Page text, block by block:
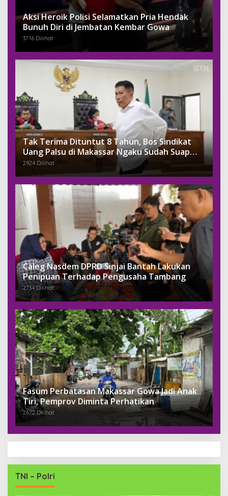
Aksi Heroik Polisi Selamatkan Pria Hendak
Bunuh Diri di Jembatan Kembar Gowa
3716 Dilihat
Tak Terima Dituntut 8 Tahun, Bos Sindikat
Uang Palsu di Makassar Ngaku Sudah Suap
Jaksa Dengan Miliaran
2924 Dilihat
Caleg Nasdem DPRD Sinjai Bantah Lakukan
Penipuan Terhadap Pengusaha Tambang
2734 Dilihat
Fasum Perbatasan Makassar Gowa Jadi Anak
Tiri, Pemprov Diminta Perhatikan
2672 Dilihat
TNI – Polri